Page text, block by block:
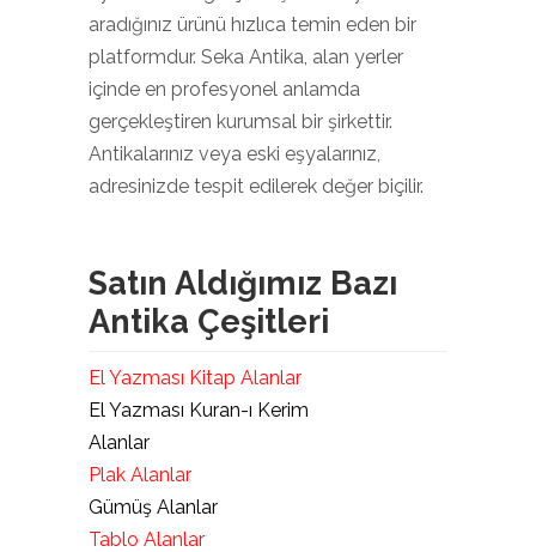
aradığınız ürünü hızlıca temin eden bir
platformdur. Seka Antika, alan yerler
içinde en profesyonel anlamda
gerçekleştiren kurumsal bir şirkettir.
Antikalarınız veya eski eşyalarınız,
adresinizde tespit edilerek değer biçilir.
Satın Aldığımız Bazı
Antika Çeşitleri
El Yazması Kitap Alanlar
El Yazması Kuran-ı Kerim
Alanlar
Plak Alanlar
Gümüş Alanlar
Tablo Alanlar